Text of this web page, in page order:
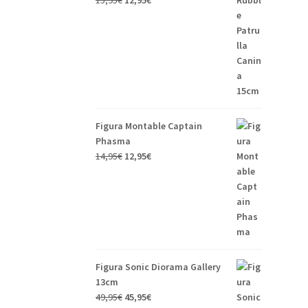
Figura Montable Captain
Phasma
14,95€ 12,95€
Figura Sonic Diorama Gallery
13cm
49,95€ 45,95€